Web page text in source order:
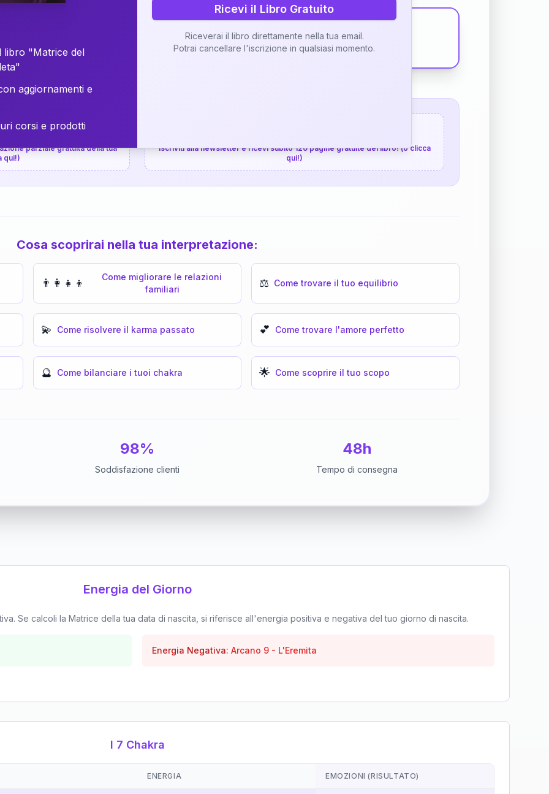
Scopri il Libro
gratuita
parziale gratuita della tua
qui!)
Iscriviti alla newsletter e ricevi subito 120 pagine gratuite del libro! (o clicca
qui!)
Cosa scoprirai nella tua interpretazione:
👨‍👩‍👧‍👦
Come migliorare le relazioni
familiari
⚖️ Come trovare il tuo equilibrio
💫 Come risolvere il karma passato 💕 Come trovare l'amore perfetto
🔮 Come bilanciare i tuoi chakra 🌟 Come scoprire il tuo scopo
98%
Soddisfazione clienti
48h
Tempo di consegna
Energia del Giorno
Se calcoli la Matrice della tua data di nascita, si riferisce all'energia positiva e negativa del tuo giorno di nascita.
Energia Negativa: Arcano 9 - L'Eremita
I 7 Chakra
ENERGIA EMOZIONI (RISULTATO)
libro "Matrice del
aggiornamenti e
corsi e prodotti
Ricevi il Libro Gratuito
Riceverai il libro direttamente nella tua email.
Potrai cancellare l'iscrizione in qualsiasi momento.